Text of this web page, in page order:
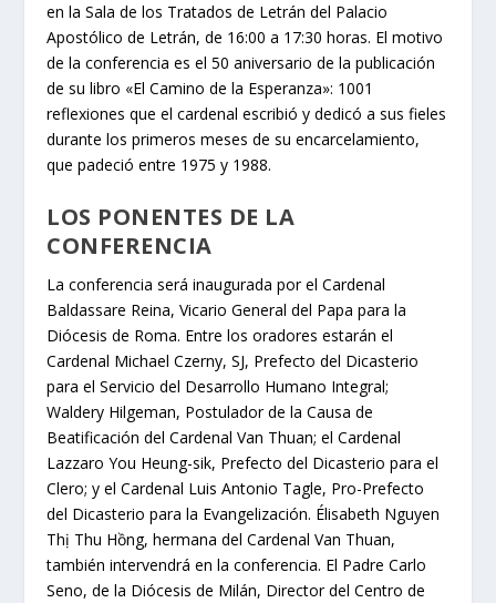
en la Sala de los Tratados de Letrán del Palacio
Apostólico de Letrán, de 16:00 a 17:30 horas. El motivo
de la conferencia es el 50 aniversario de la publicación
de su libro «El Camino de la Esperanza»: 1001
reflexiones que el cardenal escribió y dedicó a sus fieles
durante los primeros meses de su encarcelamiento,
que padeció entre 1975 y 1988.
LOS PONENTES DE LA
CONFERENCIA
La conferencia será inaugurada por el Cardenal
Baldassare Reina, Vicario General del Papa para la
Diócesis de Roma. Entre los oradores estarán el
Cardenal Michael Czerny, SJ, Prefecto del Dicasterio
para el Servicio del Desarrollo Humano Integral;
Waldery Hilgeman, Postulador de la Causa de
Beatificación del Cardenal Van Thuan; el Cardenal
Lazzaro You Heung-sik, Prefecto del Dicasterio para el
Clero; y el Cardenal Luis Antonio Tagle, Pro-Prefecto
del Dicasterio para la Evangelización. Élisabeth Nguyen
Thị Thu Hồng, hermana del Cardenal Van Thuan,
también intervendrá en la conferencia. El Padre Carlo
Seno, de la Diócesis de Milán, Director del Centro de